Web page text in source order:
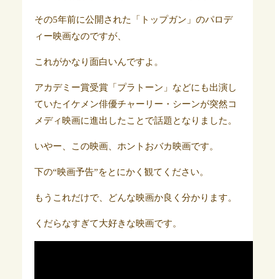
その5年前に公開された「トップガン」のパロデ
ィー映画なのですが、
これがかなり面白いんですよ。
アカデミー賞受賞「プラトーン」などにも出演し
ていたイケメン俳優チャーリー・シーンが突然コ
メディ映画に進出したことで話題となりました。
いやー、この映画、ホントおバカ映画です。
下の“映画予告”をとにかく観てください。
もうこれだけで、どんな映画か良く分かります。
くだらなすぎて大好きな映画です。